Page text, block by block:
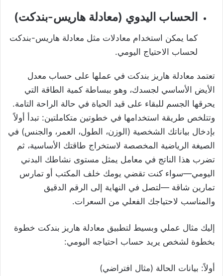
الحساب اليدوي (معادلة هاريس-بندكت)
كما يمكن استخدام معادلات مثل معادلة هاريس-بندكت
لحساب الاحتياج اليومي.
تعتمد معادلة هاريز بندكت في عملها على حساب معدل
الأيض الأساسي لجسدك، وهو ببساطة كمية الطاقة التي
يحرقها الجسم للبقاء على قيد الحياة في حالة الراحة التامة.
وتتلخص طريقة استخدامها في خطوتين متكاملتين: تبدأ أولاً
بإدخال بياناتك الشخصية (الوزن، الطول، العمر، والجنس) في
الصيغة الرياضية المخصصة لاستخراج طاقتك الأساسية، ثم
تضرب هذا الناتج في معامل يمثل مستوى نشاطك البدني
اليومي—سواء كنت تقضي يومك خلف المكتب أو تمارس
تمارين شاقة —لتصل في النهاية إلى الرقم الدقيق
والمناسب لاحتياجك الفعلي من السعرات.
إليك مثال عملي وبسيط لتطبيق معادلة هاريز بندكت خطوة
بخطوة لشخص يريد حساب احتياجه اليومي:
أولاً: بيانات الحالة (مثال افتراضي)